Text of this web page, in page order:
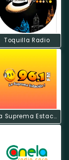
Toquilla Radio
La Suprema Estacion